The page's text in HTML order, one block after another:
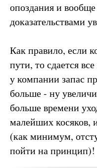
опоздания и
доказательствами
Как правило, если
пути, то сдается
у компании запас
больше - ну
больше времени
малейших косяков,
(как минимум,
пойти на принцип)!